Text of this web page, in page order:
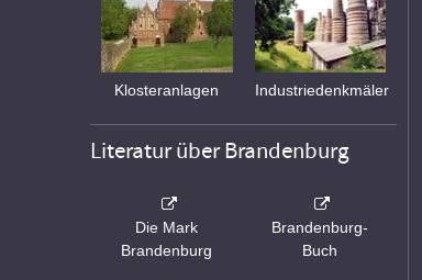
Klosteranlagen Industriedenkmäler
Literatur über Brandenburg
Die Mark
Brandenburg
Brandenburg-
Buch